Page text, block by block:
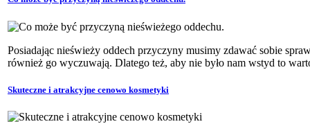
Posiadając nieświeży oddech przyczyny musimy zdawać sobie
również go wyczuwają. Dlatego też, aby nie było nam wstyd to
Skuteczne i atrakcyjne cenowo kosmetyki